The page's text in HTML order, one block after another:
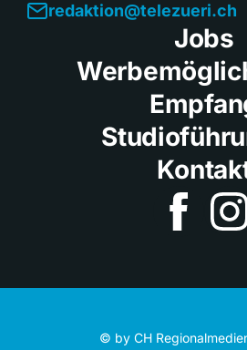
redaktion@telezueri.ch
Jobs
© by CH